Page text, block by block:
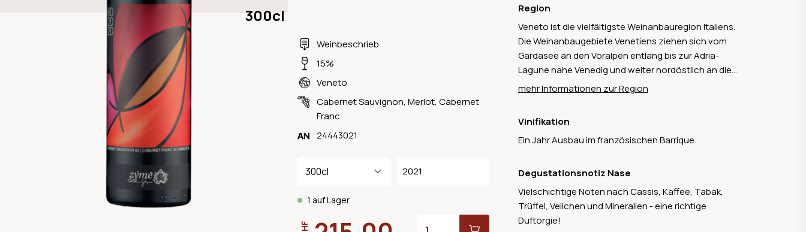
300cl
Weinbeschrieb
15%
Veneto
Cabernet Sauvignon, Merlot, Cabernet
Franc
24443021
2021
1 auf Lager
eigene Cantina zu gründen und nennt diese nach dem
lateinischen Wort für Weinhefe "Le Zymé". Er
interpretiert das wertvoll Erlernte neu und lässt Weine
entstehen, die seine ganz eigene Handschrift
aufweisen.
Region
Veneto ist die vielfältigste Weinanbauregion Italiens.
Die Weinanbaugebiete Venetiens ziehen sich vom
Gardasee an den Voralpen entlang bis zur Adria-
Lagune nahe Venedig und weiter nordöstlich an die
Grenze zum Friaul. Auf einer Fläche von rund 80'000
Basis für die berühmten Amarone, Valpolicella und
Bardolina bilden – angebaut.
mehr Informationen zur Region
Vinifikation
Ein Jahr Ausbau im französischen Barrique.
Degustationsnotiz Nase
Vielschichtige Noten nach Cassis, Kaffee, Tabak,
Trüffel, Veilchen und Mineralien - eine richtige
Duftorgie!